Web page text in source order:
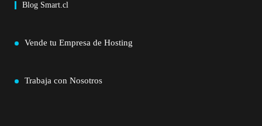
Blog Smart.cl
Vende tu Empresa de Hosting
Trabaja con Nosotros